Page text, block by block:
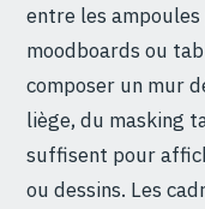
entre les
moodboards ou
composer un mur
liège, du masking
suffisent pour
ou dessins. Les